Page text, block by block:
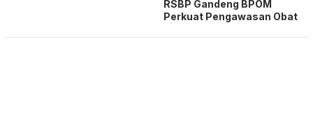
RSBP Gandeng BPOM
Perkuat Pengawasan Obat